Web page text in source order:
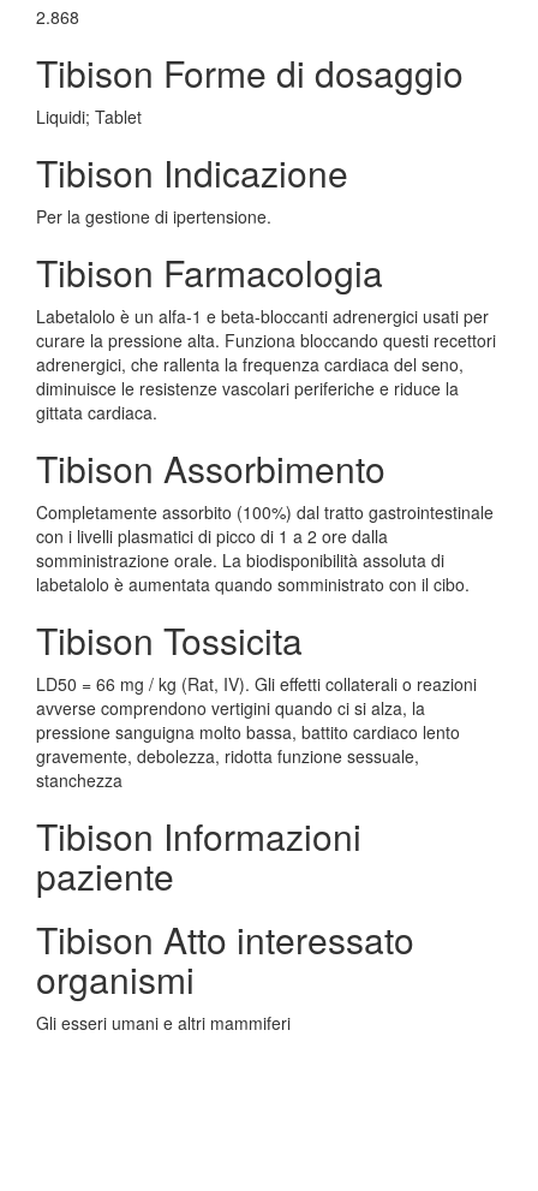
2.868
Tibison Forme di dosaggio
Liquidi; Tablet
Tibison Indicazione
Per la gestione di ipertensione.
Tibison Farmacologia
Labetalolo è un alfa-1 e beta-bloccanti adrenergici usati per
curare la pressione alta. Funziona bloccando questi recettori
adrenergici, che rallenta la frequenza cardiaca del seno,
diminuisce le resistenze vascolari periferiche e riduce la
gittata cardiaca.
Tibison Assorbimento
Completamente assorbito (100%) dal tratto gastrointestinale
con i livelli plasmatici di picco di 1 a 2 ore dalla
somministrazione orale. La biodisponibilità assoluta di
labetalolo è aumentata quando somministrato con il cibo.
Tibison Tossicita
LD50 = 66 mg / kg (Rat, IV). Gli effetti collaterali o reazioni
avverse comprendono vertigini quando ci si alza, la
pressione sanguigna molto bassa, battito cardiaco lento
gravemente, debolezza, ridotta funzione sessuale,
stanchezza
Tibison Informazioni
paziente
Tibison Atto interessato
organismi
Gli esseri umani e altri mammiferi